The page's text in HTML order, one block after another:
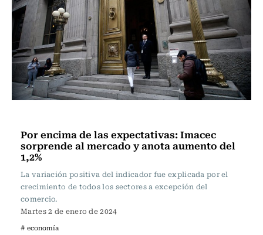
Por encima de las expectativas: Imacec
sorprende al mercado y anota aumento del
1,2%
La variación positiva del indicador fue explicada por el
crecimiento de todos los sectores a excepción del
comercio.
Martes 2 de enero de 2024
# economía